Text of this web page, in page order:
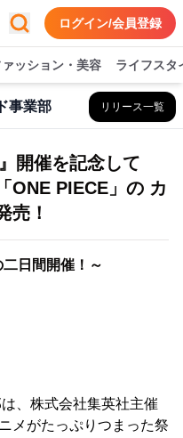
ログイン/会員登録
ァッション・美容 ライフスタ
事業部 リリース一覧
開催を記念して
ONE PIECE」の カ
売！
日間開催！～
、株式会社集英社主催
メがたっぷりつまった祭